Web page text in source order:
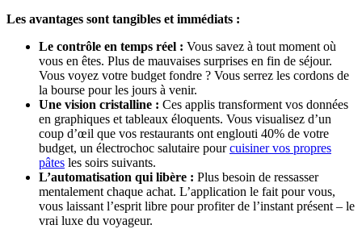
Les avantages sont tangibles et immédiats :
Le contrôle en temps réel : Vous savez à tout moment où
vous en êtes. Plus de mauvaises surprises en fin de séjour.
Vous voyez votre budget fondre ? Vous serrez les cordons de
la bourse pour les jours à venir.
Une vision cristalline : Ces applis transforment vos données
en graphiques et tableaux éloquents. Vous visualisez d’un
coup d’œil que vos restaurants ont englouti 40% de votre
budget, un électrochoc salutaire pourcuisiner vos propres
pâtes les soirs suivants.
L’automatisation qui libère : Plus besoin de ressasser
mentalement chaque achat. L’application le fait pour vous,
vous laissant l’esprit libre pour profiter de l’instant présent – le
vrai luxe du voyageur.